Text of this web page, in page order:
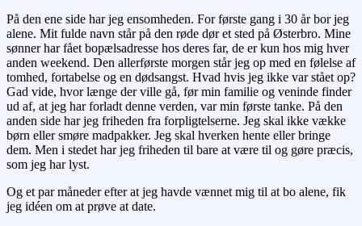
På den ene side har jeg ensomheden. For første gang i 30 år bor jeg
alene. Mit fulde navn står på den røde dør et sted på Østerbro. Mine
sønner har fået bopælsadresse hos deres far, de er kun hos mig hver
anden weekend. Den allerførste morgen står jeg op med en følelse af
tomhed, fortabelse og en dødsangst. Hvad hvis jeg ikke var stået op?
Gad vide, hvor længe der ville gå, før min familie og veninde finder
ud af, at jeg har forladt denne verden, var min første tanke. På den
anden side har jeg friheden fra forpligtelserne. Jeg skal ikke vække
børn eller smøre madpakker. Jeg skal hverken hente eller bringe
dem. Men i stedet har jeg friheden til bare at være til og gøre præcis,
som jeg har lyst.
Og et par måneder efter at jeg havde vænnet mig til at bo alene, fik
jeg idéen om at prøve at date.